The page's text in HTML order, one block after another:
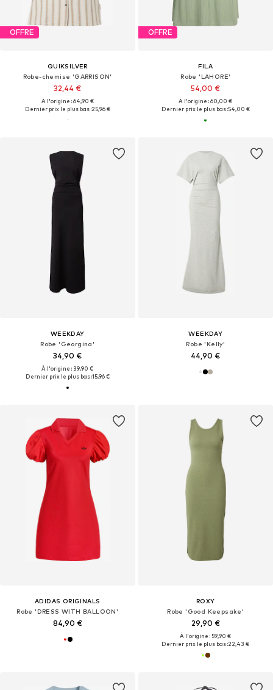
OFFRE
QUIKSILVER
Robe-chemise 'GARRISON'
32,44 €
À l'origine : 64,90 €
Dernier prix le plus bas :25,96 €
OFFRE
FILA
Robe 'LAHORE'
54,00 €
À l'origine : 60,00 €
Dernier prix le plus bas :54,00 €
WEEKDAY
Robe 'Georgina'
34,90 €
À l'origine : 39,90 €
Dernier prix le plus bas :15,96 €
WEEKDAY
Robe 'Kelly'
44,90 €
ADIDAS ORIGINALS
Robe 'DRESS WITH BALLOON'
84,90 €
ROXY
Robe 'Good Keepsake'
29,90 €
À l'origine : 59,90 €
Dernier prix le plus bas :22,43 €